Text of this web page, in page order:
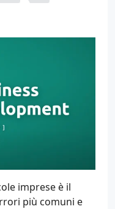
imprese è il
più comuni e